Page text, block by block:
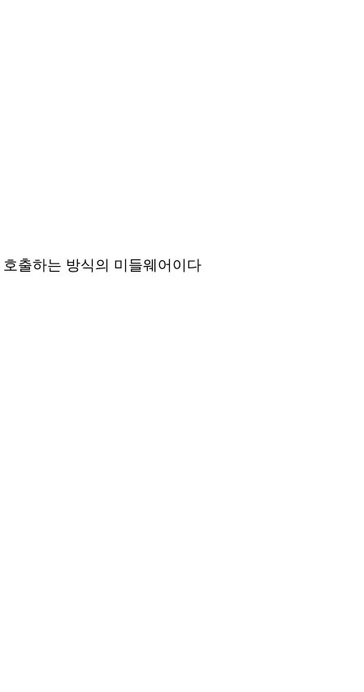
출하는 방식의 미들웨어이다